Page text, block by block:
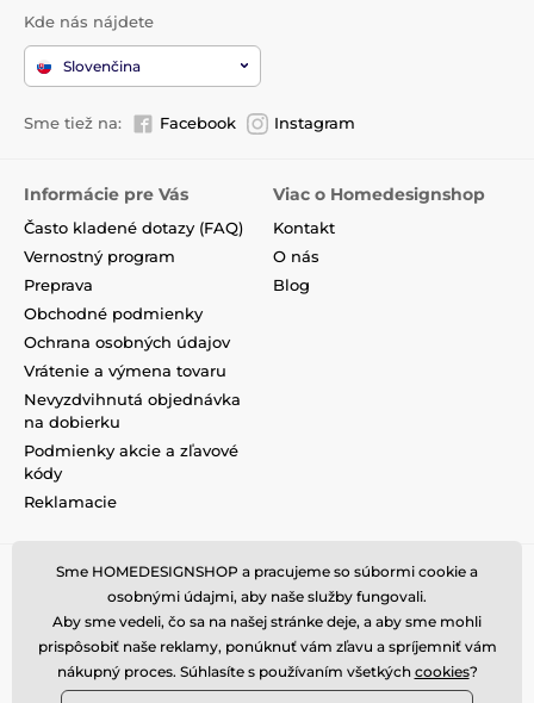
Kde nás nájdete
Slovenčina
Sme tiež na: Facebook Instagram
Informácie pre Vás
Často kladené dotazy (FAQ)
Vernostný program
Preprava
Obchodné podmienky
Ochrana osobných údajov
Vrátenie a výmena tovaru
Nevyzdvihnutá objednávka
na dobierku
Podmienky akcie a zľavové
kódy
Reklamacie
Viac o Homedesignshop
Kontakt
O nás
Blog
Sme HOMEDESIGNSHOP a pracujeme so súbormi cookie a
osobnými údajmi, aby naše služby fungovali.
Aby sme vedeli, čo sa na našej stránke deje, a aby sme mohli
prispôsobiť naše reklamy, ponúknuť vám zľavu a spríjemniť vám
nákupný proces. Súhlasíte s používaním všetkých cookies?